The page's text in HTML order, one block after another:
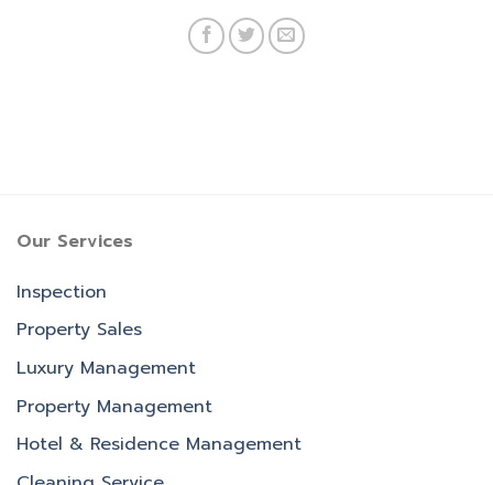
Our Services
Inspection
Property Sales
Luxury Management
Property Management
Hotel & Residence Management